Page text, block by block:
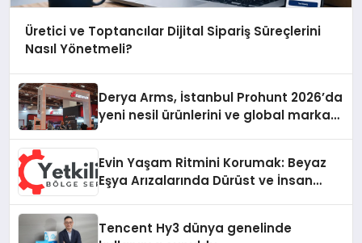
Üretici ve Toptancılar Dijital Sipariş Süreçlerini
Nasıl Yönetmeli?
Derya Arms, İstanbul Prohunt 2026’da
yeni nesil ürünlerini ve global marka
Evin Yaşam Ritmini Korumak: Beyaz
Eşya Arızalarında Dürüst ve İnsan
Tencent Hy3 dünya genelinde